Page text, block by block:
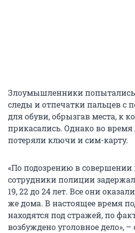
Злоумышленники попытались
следы и отпечатки пальцев с
для обуви, обрызгав места, к
прикасались. Однако во
потеряли ключи и сим-карту.
«По подозрению в совершении
сотрудники полиции
19, 22 до 24 лет. Все они
же дома. В настоящее время
находятся под стражей, по
возбуждено уголовное дело»,